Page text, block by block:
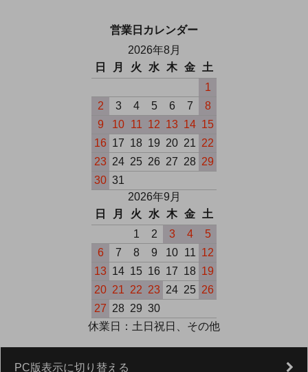
営業日カレンダー
2026年8月
日
月 火 水 木 金
土
1
2
3 4 5 6 7
8
9
10 11 12 13 14 15
16 17 18 19 20 21 22
23 24 25 26 27 28 29
30 31
2026年9月
日
月 火 水 木 金
土
1
2 3 4
5
6
7 8 9 10 11 12
13 14 15 16 17 18 19
20 21 22 23 24 25 26
27 28 29 30
休業日：土日祝日、その他
PC版表示に切り替える